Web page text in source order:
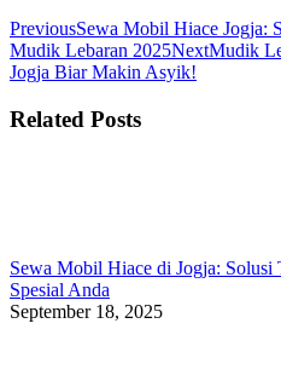
Post
navigation
PreviousPrevious
post:
Sewa Mobil Hiace Jogja:
Mudik Lebaran 2025NextNext
Mudik
Jogja Biar Makin Asyik!
Related Posts
Sewa Mobil Hiace di Jogja: Solusi
Spesial Anda
September 18, 2025